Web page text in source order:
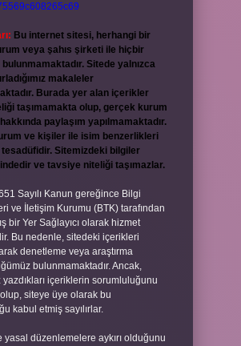
Bu internet sitesi, herhangi bir
veya şahıs şirketi ile hiçbir
bulunmamaktadır. Sitede yalnızca
makaleler
Burada yer alan içerikler
taşımamakta olup, gerçek kurum
paylaşım yapılmamaktadır.
ve kişiler ile isim benzerlikleri
Sitemizdeki bilgiler
ve tavsiye niteliği taşımazlar.
Sayılı Kanun gereğince Bilgi
ve İletişim Kurumu (BTK) tarafından
bir Yer Sağlayıcı olarak hizmet
Bu nedenle, sitedeki içerikleri
denetleme veya araştırma
bulunmamaktadır. Ancak,
içeriklerin sorumluluğunu
siteye üye olarak bu
kabul etmiş sayılırlar.
yasal düzenlemelere aykırı olduğunu